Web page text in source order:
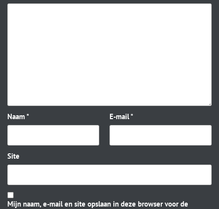
Naam* E-mail*
Site
Mijn naam, e-mail en site opslaan in deze browser voor de